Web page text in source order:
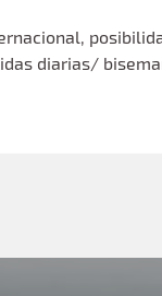
diarias/